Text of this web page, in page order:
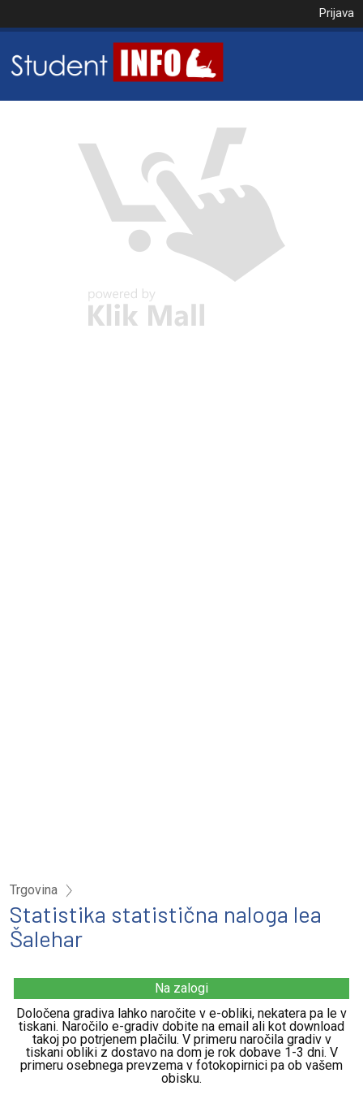
Prijava
VAŠA KOŠARICA JE
Trgovina
Statistika statistična naloga lea
Šalehar
Na zalogi
Določena gradiva lahko naročite v e-obliki, nekatera pa le v
tiskani. Naročilo e-gradiv dobite na email ali kot download
takoj po potrjenem plačilu. V primeru naročila gradiv v
tiskani obliki z dostavo na dom je rok dobave 1-3 dni. V
primeru osebnega prevzema v fotokopirnici pa ob vašem
obisku.